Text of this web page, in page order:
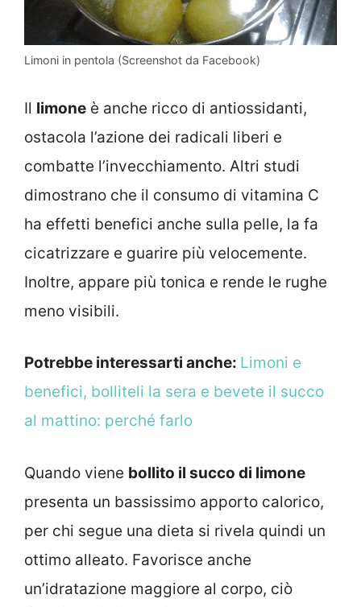
Limoni in pentola (Screenshot da Facebook)
Il limone è anche ricco di antiossidanti,
ostacola l’azione dei radicali liberi e
combatte l’invecchiamento. Altri studi
dimostrano che il consumo di vitamina C
ha effetti benefici anche sulla pelle, la fa
cicatrizzare e guarire più velocemente.
Inoltre, appare più tonica e rende le rughe
meno visibili.
Potrebbe interessarti anche: Limoni e
benefici, bolliteli la sera e bevete il succo
al mattino: perché farlo
Quando viene bollito il succo di limone
presenta un bassissimo apporto calorico,
per chi segue una dieta si rivela quindi un
ottimo alleato. Favorisce anche
un’idratazione maggiore al corpo, ciò